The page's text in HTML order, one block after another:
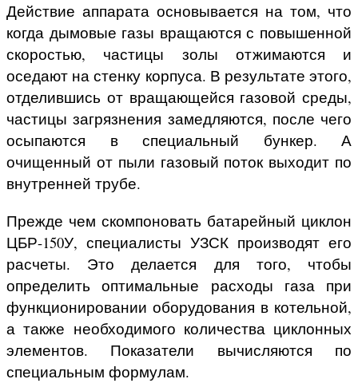
Действие аппарата основывается на том, что
когда дымовые газы вращаются с повышенной
скоростью, частицы золы отжимаются и
оседают на стенку корпуса. В результате этого,
отделившись от вращающейся газовой среды,
частицы загрязнения замедляются, после чего
осыпаются в специальный бункер. А
очищенный от пыли газовый поток выходит по
внутренней трубе.
Прежде чем скомпоновать батарейный циклон
ЦБР-150У, специалисты УЗСК производят его
расчеты. Это делается для того, чтобы
определить оптимальные расходы газа при
функционировании оборудования в котельной,
а также необходимого количества циклонных
элементов. Показатели вычисляются по
специальным формулам.